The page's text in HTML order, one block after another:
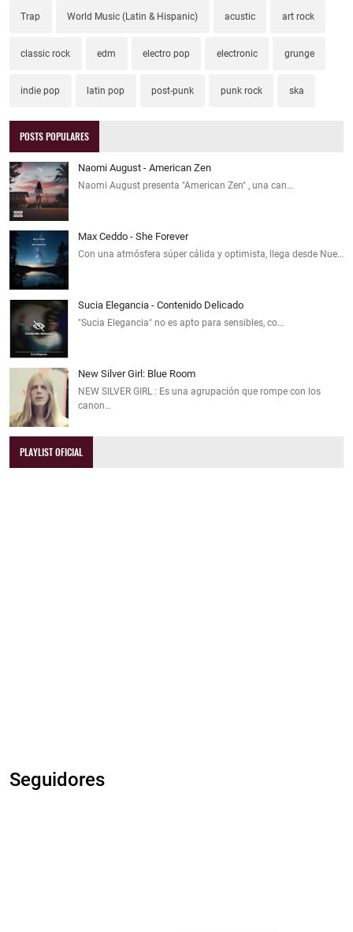
Trap World Music (Latin & Hispanic) acustic art rock
classic rock edm electro pop electronic grunge
indie pop latin pop post-punk punk rock ska
POSTS POPULARES
Naomi August - American Zen
Naomi August presenta "American Zen" , una can…
Max Ceddo - She Forever
Con una atmósfera súper cálida y optimista, llega desde Nue…
Sucia Elegancia - Contenido Delicado
"Sucia Elegancia" no es apto para sensibles, co…
New Silver Girl: Blue Room
NEW SILVER GIRL : Es una agrupación que rompe con los
canon…
PLAYLIST OFICIAL
Seguidores